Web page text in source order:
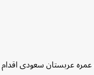
عربستان سعودی اقدام